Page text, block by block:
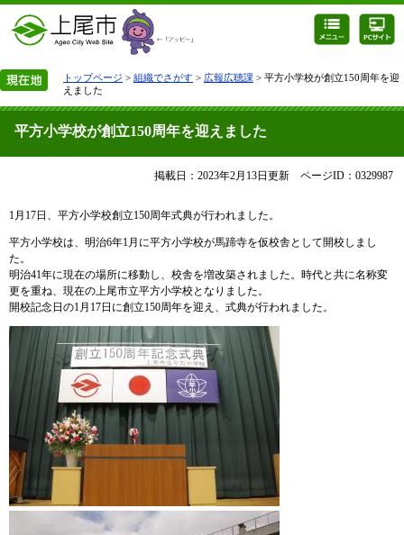
トップページ > 組織でさがす > 広報広聴課 > 平方小学校が創立150周年を迎
えました
平方小学校が創立150周年を迎えました
掲載日：2023年2月13日更新 ページID：0329987
1月17日、平方小学校創立150周年式典が行われました。
平方小学校は、明治6年1月に平方小学校が馬蹄寺を仮校舎として開校しまし
た。
明治41年に現在の場所に移動し、校舎を増改築されました。時代と共に名称変
更を重ね、現在の上尾市立平方小学校となりました。
開校記念日の1月17日に創立150周年を迎え、式典が行われました。